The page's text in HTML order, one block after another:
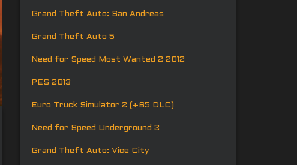
Grand Theft Auto: San Andreas
Grand Theft Auto 5
Need for Speed Most Wanted 2 2012
PES 2013
Euro Truck Simulator 2 (+65 DLC)
Need for Speed Underground 2
Grand Theft Auto: Vice City